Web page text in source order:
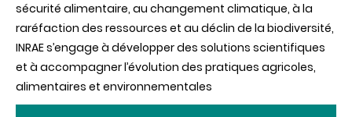
sécurité alimentaire, au changement climatique, à la
raréfaction des ressources et au déclin de la biodiversité,
INRAE s’engage à développer des solutions scientifiques
et à accompagner l’évolution des pratiques agricoles,
alimentaires et environnementales